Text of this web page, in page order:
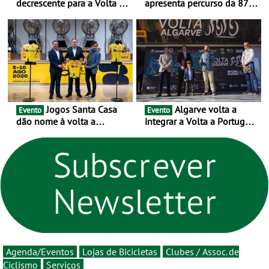
decrescente para a Volta a
as 17 equipas de 2026
apresenta percurso da 87.ª
novo ciclo rumo ao
centenário
Evento Jogos Santa Casa
dão nome à volta a
um novo ciclo da prova
rumo ao centenário - Volta
a Portugal em Bicicleta
estará na estrada entre 5 e
16 de agosto
Evento
integrar a Volta a Portugal
Agenda/Eventos Lojas de Bicicletas
Clubes / Assoc. de
Ciclismo
Serviços